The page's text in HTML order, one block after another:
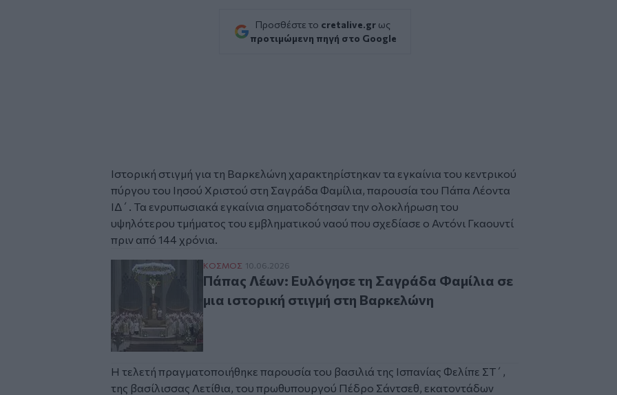
Προσθέστε το cretalive.gr ως
προτιμώμενη πηγή στο Google
Ιστορική στιγμή για τη Βαρκελώνη χαρακτηρίστηκαν τα εγκαίνια του κεντρικού
πύργου του Ιησού Χριστού στη Σαγράδα Φαμίλια, παρουσία του Πάπα Λέοντα
ΙΔ΄. Τα ενρυπωσιακά εγκαίνια σηματοδότησαν την ολοκλήρωση του
υψηλότερου τμήματος του εμβληματικού ναού που σχεδίασε ο Αντόνι Γκαουντί
πριν από 144 χρόνια.
Πάπας Λέων: Ευλόγησε τη Σαγράδα Φαμίλια σε μια ιστορική στιγμή στη
ΚΟΣΜΟΣ 10.06.2026
Πάπας Λέων: Ευλόγησε τη Σαγράδα Φαμίλια σε
μια ιστορική στιγμή στη Βαρκελώνη
Η τελετή πραγματοποιήθηκε παρουσία του βασιλιά της Ισπανίας Φελίπε ΣΤ΄,
της βασίλισσας Λετίθια, του πρωθυπουργού Πέδρο Σάντσεθ, εκατοντάδων